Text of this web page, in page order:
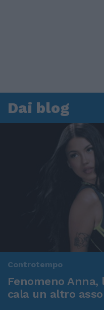
Dai blog
Controtempo
Fenomeno Anna,
cala un altro asso